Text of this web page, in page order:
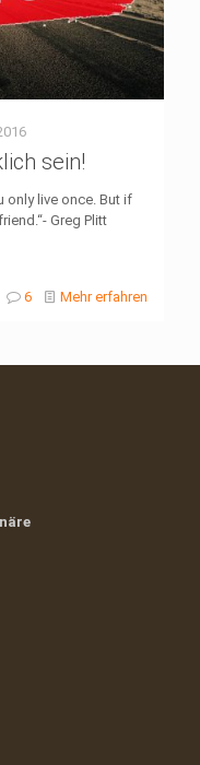
sein!
only live once. But if
Greg Plitt
6 Mehr erfahren